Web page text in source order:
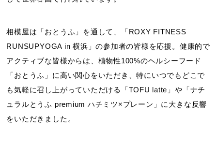
相模屋は「おとうふ」を通して、「ROXY FITNESS
RUNSUPYOGA in 横浜」の参加者の皆様を応援。健康的で
アクティブな皆様からは、植物性100%のヘルシーフード
「おとうふ」に高い関心をいただき、特にいつでもどこで
も気軽に召し上がっていただける「TOFU latte」や「ナチ
ュラルとうふ premium ハチミツ×プレーン」に大きな反響
をいただきました。